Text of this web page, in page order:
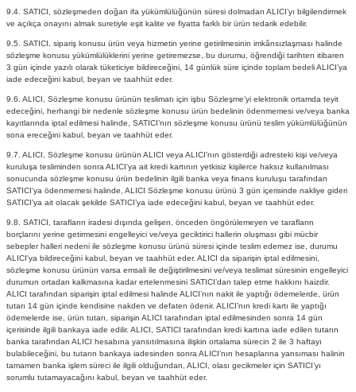
9.4. SATICI, sözleşmeden doğan ifa yükümlülüğünün süresi dolmadan ALICI’yı bilgilendirmek
ve açıkça onayını almak suretiyle eşit kalite ve fiyatta farklı bir ürün tedarik edebilir.
9.5. SATICI, sipariş konusu ürün veya hizmetin yerine getirilmesinin imkânsızlaşması halinde
sözleşme konusu yükümlülüklerini yerine getiremezse, bu durumu, öğrendiği tarihten itibaren
3 gün içinde yazılı olarak tüketiciye bildireceğini, 14 günlük süre içinde toplam bedeli ALICI’ya
iade edeceğini kabul, beyan ve taahhüt eder.
9.6. ALICI, Sözleşme konusu ürünün teslimatı için işbu Sözleşme’yi elektronik ortamda teyit
edeceğini, herhangi bir nedenle sözleşme konusu ürün bedelinin ödenmemesi ve/veya banka
kayıtlarında iptal edilmesi halinde, SATICI’nın sözleşme konusu ürünü teslim yükümlülüğünün
sona ereceğini kabul, beyan ve taahhüt eder.
9.7. ALICI, Sözleşme konusu ürünün ALICI veya ALICI’nın gösterdiği adresteki kişi ve/veya
kuruluşa tesliminden sonra ALICI'ya ait kredi kartının yetkisiz kişilerce haksız kullanılması
sonucunda sözleşme konusu ürün bedelinin ilgili banka veya finans kuruluşu tarafından
SATICI'ya ödenmemesi halinde, ALICI Sözleşme konusu ürünü 3 gün içerisinde nakliye gideri
SATICI’ya ait olacak şekilde SATICI’ya iade edeceğini kabul, beyan ve taahhüt eder.
9.8. SATICI, tarafların iradesi dışında gelişen, önceden öngörülemeyen ve tarafların
borçlarını yerine getirmesini engelleyici ve/veya geciktirici hallerin oluşması gibi mücbir
sebepler halleri nedeni ile sözleşme konusu ürünü süresi içinde teslim edemez ise, durumu
ALICI'ya bildireceğini kabul, beyan ve taahhüt eder. ALICI da siparişin iptal edilmesini,
sözleşme konusu ürünün varsa emsali ile değiştirilmesini ve/veya teslimat süresinin engelleyici
durumun ortadan kalkmasına kadar ertelenmesini SATICI’dan talep etme hakkını haizdir.
ALICI tarafından siparişin iptal edilmesi halinde ALICI’nın nakit ile yaptığı ödemelerde, ürün
tutarı 14 gün içinde kendisine nakden ve defaten ödenir. ALICI’nın kredi kartı ile yaptığı
ödemelerde ise, ürün tutarı, siparişin ALICI tarafından iptal edilmesinden sonra 14 gün
içerisinde ilgili bankaya iade edilir. ALICI, SATICI tarafından kredi kartına iade edilen tutarın
banka tarafından ALICI hesabına yansıtılmasına ilişkin ortalama sürecin 2 ile 3 haftayı
bulabileceğini, bu tutarın bankaya iadesinden sonra ALICI’nın hesaplarına yansıması halinin
tamamen banka işlem süreci ile ilgili olduğundan, ALICI, olası gecikmeler için SATICI’yı
sorumlu tutamayacağını kabul, beyan ve taahhüt eder.